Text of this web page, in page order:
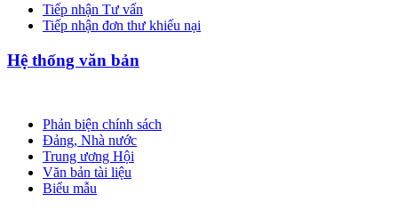
Tiếp nhận Tư vấn
Tiếp nhận đơn thư khiếu nại
Hệ thống văn bản
Phản biện chính sách
Đảng, Nhà nước
Trung ương Hội
Văn bản tài liệu
Biểu mẫu